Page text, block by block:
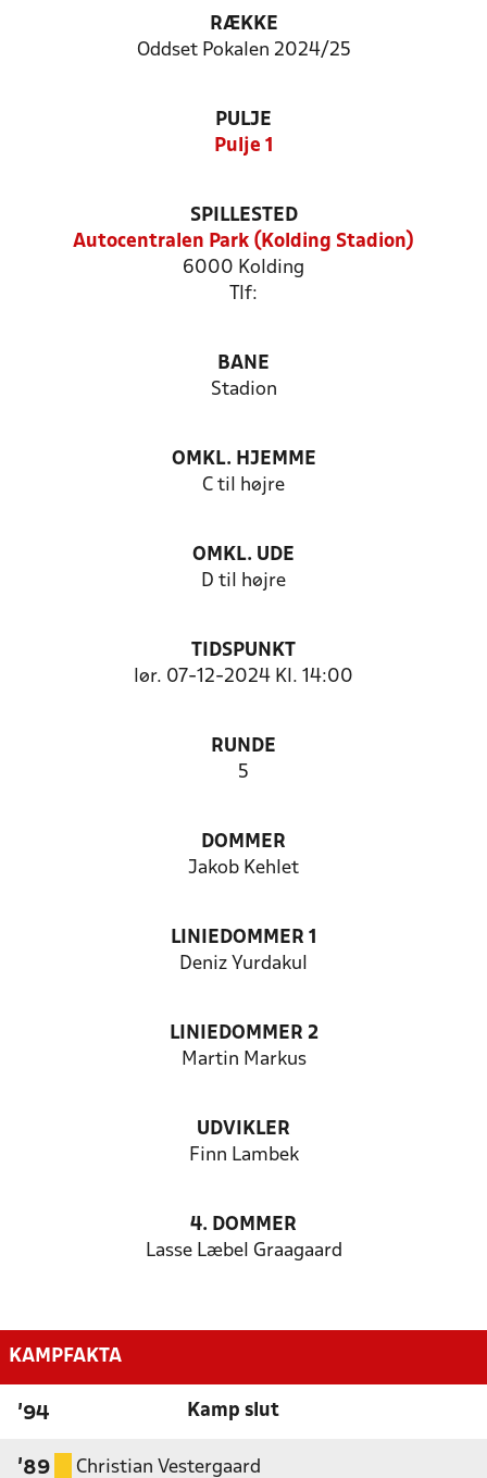
RÆKKE
Oddset Pokalen 2024/25
PULJE
Pulje 1
SPILLESTED
Autocentralen Park (Kolding Stadion)
6000 Kolding
Tlf:
BANE
Stadion
OMKL. HJEMME
C til højre
OMKL. UDE
D til højre
TIDSPUNKT
lør. 07-12-2024 Kl. 14:00
RUNDE
5
DOMMER
Jakob Kehlet
LINIEDOMMER 1
Deniz Yurdakul
LINIEDOMMER 2
Martin Markus
UDVIKLER
Finn Lambek
4. DOMMER
Lasse Læbel Graagaard
KAMPFAKTA
'94 Kamp slut
'89 Christian Vestergaard